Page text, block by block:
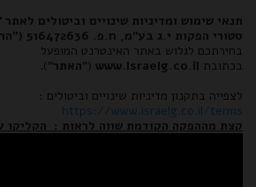
תנאי שימוש ומדיניות שינויים וביטולים
סטורי הפקות י.ג בע"מ, ח.פ. 516472636 ("החברה")
בחירתכם לגלוש באתר האינטרנט המופעל
בכתובת www.Israelg.co.il
("האתר").
לצפייה בתקנון מדיניות שינויים וביטולים :
https://www.israelg.co.il/terms
קצת מההפקה הקודמת שווה לראות : הקליקו